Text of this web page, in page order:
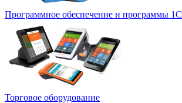
Программное обеспечение и программы 1С
Торговое оборудование